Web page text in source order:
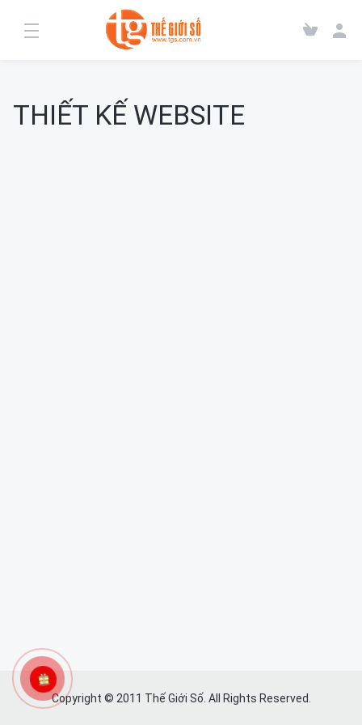
THIẾT KẾ WEBSITE
Copyright © 2011 Thế Giới Số. All Rights Reserved.